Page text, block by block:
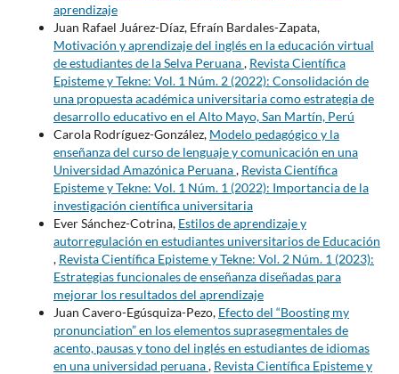
aprendizaje
Juan Rafael Juárez-Díaz, Efraín Bardales-Zapata,
Motivación y aprendizaje del inglés en la educación virtual
de estudiantes de la Selva Peruana, Revista Científica
Episteme y Tekne: Vol. 1 Núm. 2 (2022): Consolidación de
una propuesta académica universitaria como estrategia de
desarrollo educativo en el Alto Mayo, San Martín, Perú
Carola Rodríguez-González, Modelo pedagógico y la
enseñanza del curso de lenguaje y comunicación en una
Universidad Amazónica Peruana, Revista Científica
Episteme y Tekne: Vol. 1 Núm. 1 (2022): Importancia de la
investigación científica universitaria
Ever Sánchez-Cotrina, Estilos de aprendizaje y
autorregulación en estudiantes universitarios de Educación
, Revista Científica Episteme y Tekne: Vol. 2 Núm. 1 (2023):
Estrategias funcionales de enseñanza diseñadas para
mejorar los resultados del aprendizaje
Juan Cavero-Egúsquiza-Pezo, Efecto del “Boosting my
pronunciation” en los elementos suprasegmentales de
acento, pausas y tono del inglés en estudiantes de idiomas
en una universidad peruana, Revista Científica Episteme y